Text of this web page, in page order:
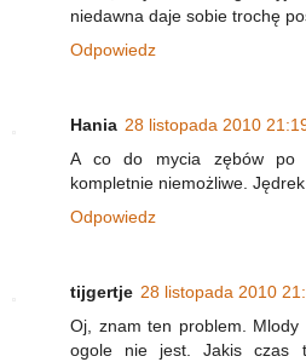
niedawna daje sobie trochę
Odpowiedz
Hania 28 listopada 2010
A co do mycia zębów po
kompletnie niemożliwe.
Odpowiedz
tijgertje 28 listopada 2010
Oj, znam ten problem.
ogole nie jest. Jakis czas